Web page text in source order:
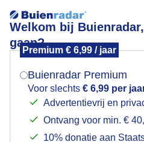
Welkom bij
gaan?
Premium € 6,99 / jaar
Buienradar Premium
Voor slechts € 6,99 per
Advertentievrij en
Ontvang voor min. €
10% donatie aan
Zon in de ochtend
Mogen we je locatie
Indien je hier nog geen
verschijnt er zo een pop-